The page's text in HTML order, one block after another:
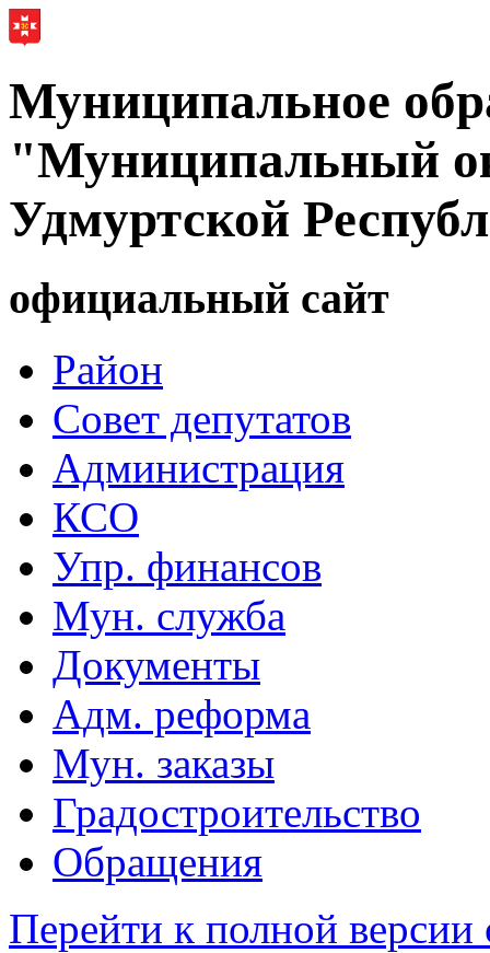
Муниципальное
"Муниципальный
Удмуртской
официальный сайт
Район
Совет депутатов
Администрация
КСО
Упр. финансов
Мун. служба
Документы
Адм. реформа
Мун. заказы
Градостроительство
Обращения
Перейти к полной версии